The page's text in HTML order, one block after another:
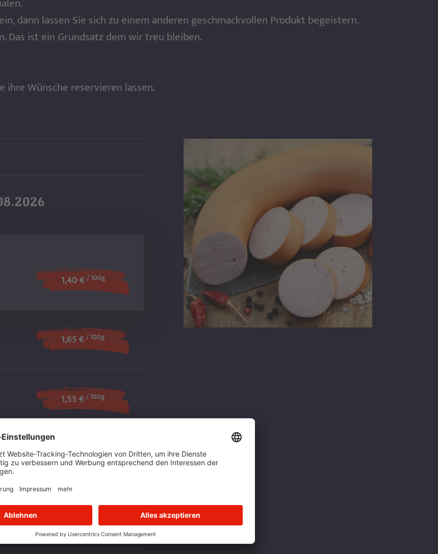
dann lassen Sie sich zu einem anderen geschmackvollen Produkt begeistern.
Das ist ein Grundsatz dem wir treu bleiben.
ihre Wünsche reservieren lassen.
1,40 €/ 100g
1,65 €/ 100g
1,55 €/ 100g
2,45 €/ 100g